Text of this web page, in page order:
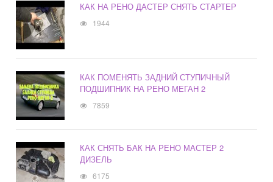
КАК НА РЕНО ДАСТЕР СНЯТЬ СТАРТЕР
1944
КАК ПОМЕНЯТЬ ЗАДНИЙ СТУПИЧНЫЙ
ПОДШИПНИК НА РЕНО МЕГАН 2
7859
КАК СНЯТЬ БАК НА РЕНО МАСТЕР 2
ДИЗЕЛЬ
6175